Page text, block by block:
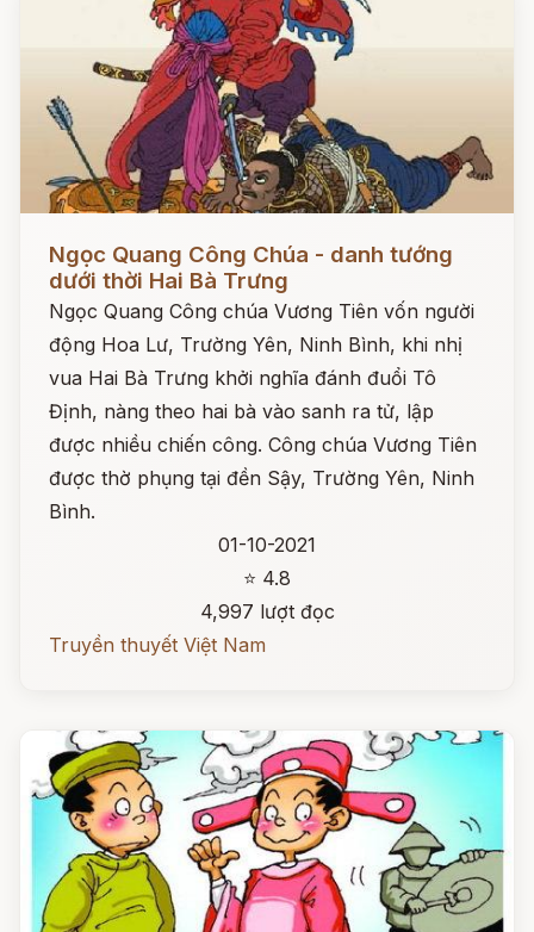
Ngọc Quang Công Chúa - danh tướng
dưới thời Hai Bà Trưng
Ngọc Quang Công chúa Vương Tiên vốn người
động Hoa Lư, Trường Yên, Ninh Bình, khi nhị
vua Hai Bà Trưng khởi nghĩa đánh đuổi Tô
Định, nàng theo hai bà vào sanh ra tử, lập
được nhiều chiến công. Công chúa Vương Tiên
được thờ phụng tại đền Sậy, Trường Yên, Ninh
Bình.
01-10-2021
⭐ 4.8
4,997 lượt đọc
Truyền thuyết Việt Nam